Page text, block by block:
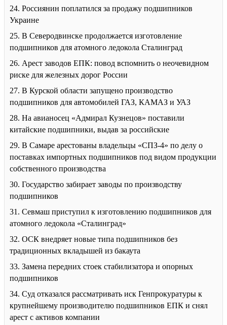
24. Россиянин поплатился за продажу подшипников
Украине
25. В Северодвинске продолжается изготовление
подшипников для атомного ледокола Сталинград
26. Арест заводов ЕПК: повод вспомнить о неочевидном
риске для железных дорог России
27. В Курской области запущено производство
подшипников для автомобилей ГАЗ, КАМАЗ и УАЗ
28. На авианосец «Адмирал Кузнецов» поставили
китайские подшипники, выдав за российские
29. В Самаре арестованы владельцы «СПЗ-4» по делу о
поставках импортных подшипников под видом продукции
собственного производства
30. Государство забирает заводы по производству
подшипников
31. Севмаш приступил к изготовлению подшипников для
атомного ледокола «Сталинград»
32. ОСК внедряет новые типа подшипников без
традиционных вкладышей из бакаута
33. Замена передних стоек стабилизатора и опорных
подшипников
34. Суд отказался рассматривать иск Генпрокуратуры к
крупнейшему производителю подшипников ЕПК и снял
арест с активов компании